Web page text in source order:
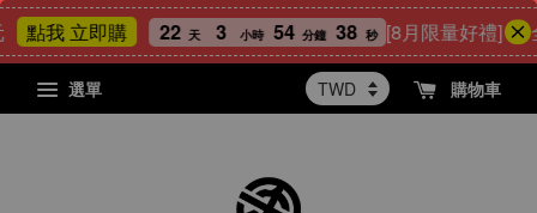
點我 立即購 22 天 3 小時 54 分鐘 37 秒 [8月限量好禮] ★ 全
選單 購物車